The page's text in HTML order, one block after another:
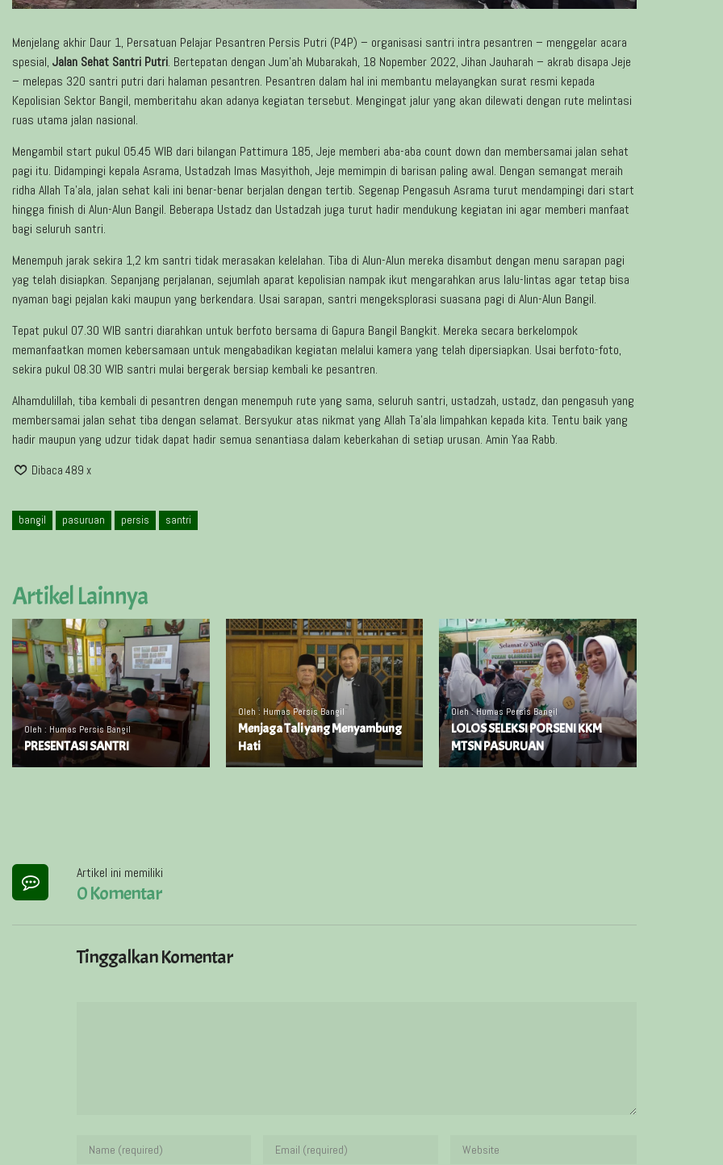
Menjelang akhir Daur 1, Persatuan Pelajar Pesantren Persis Putri (P4P) – organisasi santri intra pesantren – menggelar acara
spesial, Jalan Sehat Santri Putri. Bertepatan dengan Jum’ah Mubarakah, 18 Nopember 2022, Jihan Jauharah – akrab disapa Jeje
– melepas 320 santri putri dari halaman pesantren. Pesantren dalam hal ini membantu melayangkan surat resmi kepada
Kepolisian Sektor Bangil, memberitahu akan adanya kegiatan tersebut. Mengingat jalur yang akan dilewati dengan rute melintasi
ruas utama jalan nasional.
Mengambil start pukul 05.45 WIB dari bilangan Pattimura 185, Jeje memberi aba-aba count down dan membersamai jalan sehat
pagi itu. Didampingi kepala Asrama, Ustadzah Imas Masyithoh, Jeje memimpin di barisan paling awal. Dengan semangat meraih
ridha Allah Ta’ala, jalan sehat kali ini benar-benar berjalan dengan tertib. Segenap Pengasuh Asrama turut mendampingi dari start
hingga finish di Alun-Alun Bangil. Beberapa Ustadz dan Ustadzah juga turut hadir mendukung kegiatan ini agar memberi manfaat
bagi seluruh santri.
Menempuh jarak sekira 1,2 km santri tidak merasakan kelelahan. Tiba di Alun-Alun mereka disambut dengan menu sarapan pagi
yag telah disiapkan. Sepanjang perjalanan, sejumlah aparat kepolisian nampak ikut mengarahkan arus lalu-lintas agar tetap bisa
nyaman bagi pejalan kaki maupun yang berkendara. Usai sarapan, santri mengeksplorasi suasana pagi di Alun-Alun Bangil.
Tepat pukul 07.30 WIB santri diarahkan untuk berfoto bersama di Gapura Bangil Bangkit. Mereka secara berkelompok
memanfaatkan momen kebersamaan untuk mengabadikan kegiatan melalui kamera yang telah dipersiapkan. Usai berfoto-foto,
sekira pukul 08.30 WIB santri mulai bergerak bersiap kembali ke pesantren.
Alhamdulillah, tiba kembali di pesantren dengan menempuh rute yang sama, seluruh santri, ustadzah, ustadz, dan pengasuh yang
membersamai jalan sehat tiba dengan selamat. Bersyukur atas nikmat yang Allah Ta’ala limpahkan kepada kita. Tentu baik yang
hadir maupun yang udzur tidak dapat hadir semua senantiasa dalam keberkahan di setiap urusan. Amin Yaa Rabb.
Dibaca 489 x
bangil pasuruan persis santri
Artikel Lainnya
Oleh : Humas Persis Bangil
PRESENTASI SANTRI
Oleh : Humas Persis Bangil
Menjaga Tali yang Menyambung
Hati
Oleh : Humas Persis Bangil
LOLOS SELEKSI PORSENI KKM
MTSN PASURUAN
Artikel ini memiliki
0 Komentar
Tinggalkan Komentar